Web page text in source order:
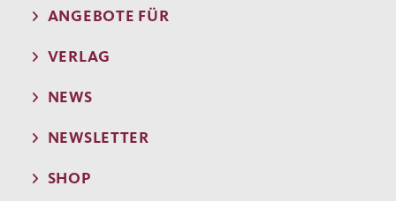
ANGEBOTE FÜR
VERLAG
NEWS
NEWSLETTER
SHOP